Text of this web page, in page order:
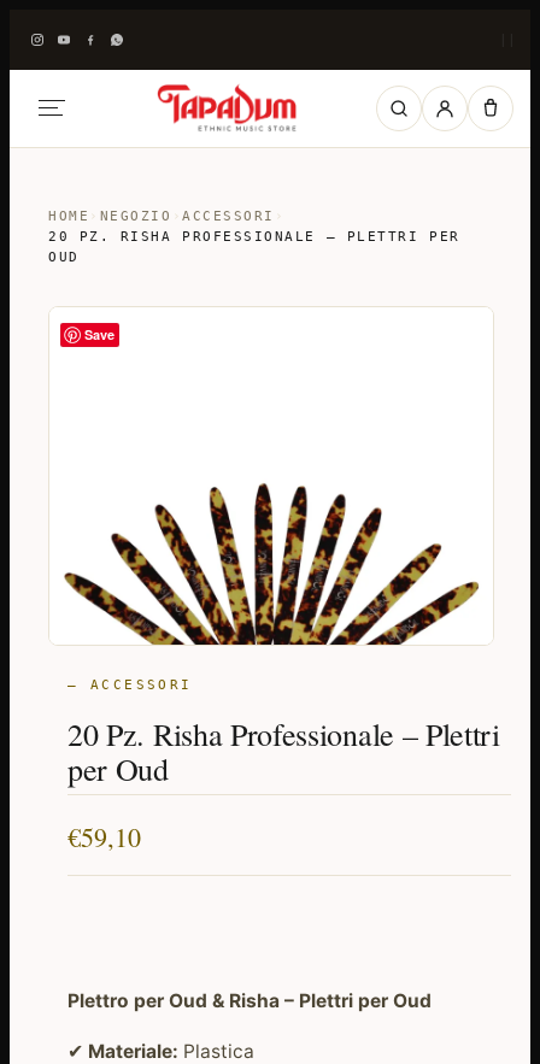
HOME › NEGOZIO ›ACCESSORI ›
20 PZ. RISHA PROFESSIONALE – PLETTRI PER
OUD
Save
— ACCESSORI
20 Pz. Risha Professionale – Plettri
per Oud
€59,10
Plettro per Oud & Risha – Plettri per Oud
✔ Materiale: Plastica